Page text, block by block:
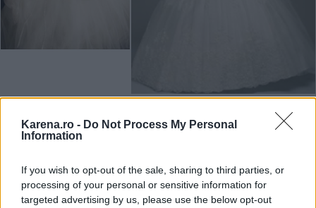
Karena.ro - Do Not Process My Personal
Information
If you wish to opt-out of the sale, sharing to third parties, or
processing of your personal or sensitive information for
targeted advertising by us, please use the below opt-out
Rochie Demetrios,
Elite Mariaj, pret:
350 euro
Lady,SmartBride, pret:
Rochii de mireasa de inchiriat nonconformiste
Daca alegi rochii de mireasa de inchiriat asta nu
inseamna ca trebuie sa faci un compromis si in